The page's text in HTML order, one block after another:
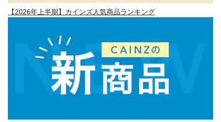
【2026年上半期】カインズ人気商品ランキング